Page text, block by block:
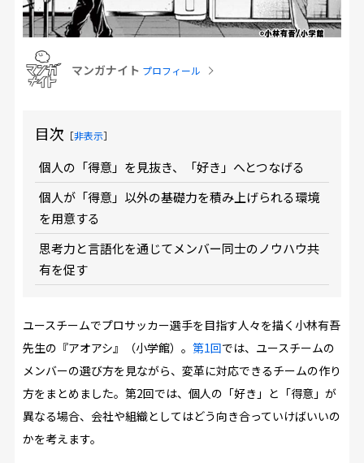
マンガナイト プロフィール
目次 ［非表示］
個人の「得意」を見抜き、「好き」へとつなげる
個人が「得意」以外の基礎力を積み上げられる環境
を用意する
思考力と言語化を通じてメンバー同士のノウハウ共
有を促す
ユースチームでプロサッカー選手を目指す人々を描く小林有吾
先生の『アオアシ』（小学館）。 第1回では、ユースチームの
メンバーの選び方を見ながら、変革に対応できるチームの作り
方をまとめました。第2回では、個人の「好き」と「得意」が
異なる場合、会社や組織としてはどう向き合っていけばいいの
かを考えます。